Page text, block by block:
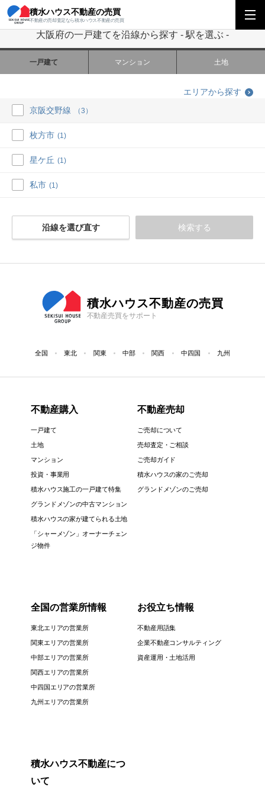
積水ハウス不動産の売買
不動産の売却査定なら積水ハウス不動産の売買
積水ハウス不動産の売買 関西エリア
大阪府の一戸建てを沿線から探す - 駅を選ぶ -
一戸建て マンション 土地
エリアから探す
京阪交野線
（3）
枚方市 (1)
星ケ丘 (1)
私市 (1)
沿線を選び直す 検索する
積水ハウス不動産の売買
不動産売買をサポート
全国 東北 関東 中部 関西 中四国 九州
不動産購入
一戸建て
土地
マンション
投資・事業用
積水ハウス施工の一戸建て特集
グランドメゾンの中古マンション
積水ハウスの家が建てられる土地
「シャーメゾン」オーナーチェン
ジ物件
不動産売却
ご売却について
売却査定・ご相談
ご売却ガイド
積水ハウスの家のご売却
グランドメゾンのご売却
全国の営業所情報
東北エリアの営業所
関東エリアの営業所
中部エリアの営業所
関西エリアの営業所
中四国エリアの営業所
九州エリアの営業所
お役立ち情報
不動産用語集
企業不動産コンサルティング
資産運用・土地活用
積水ハウス不動産につ
いて